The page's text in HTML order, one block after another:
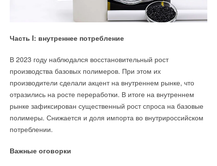
Часть I: внутреннее потребление
В 2023 году наблюдался восстановительный рост
производства базовых полимеров. При этом их
производители сделали акцент на внутреннем рынке, что
отразились на росте переработки. В итоге на внутреннем
рынке зафиксирован существенный рост спроса на базовые
полимеры. Снижается и доля импорта во внутрироссийском
потреблении.
Важные оговорки
Минэкономразвития поддержало проведение в России
эксперимента по маркировке отдельных видов
отопительных приборов, следует из документа,
имеющегося в распоряжении РИА Новости.
«Минэкономразвития России в соответствии с письмом
Минпромторга России рассмотрело проект
постановления правительства Российской Федерации «О
эксперимента по маркировке средствами идентификации